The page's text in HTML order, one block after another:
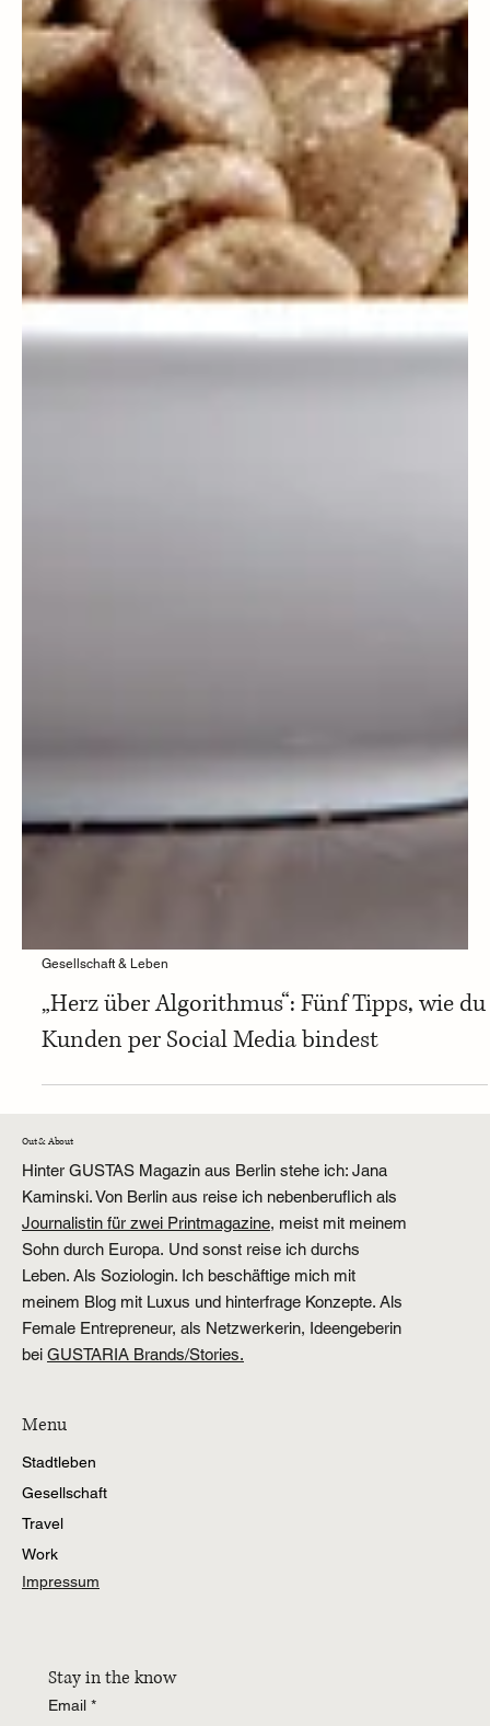
Gesellschaft & Leben
„Herz über Algorithmus“: Fünf Tipps, wie du
Out & About
Hinter GUSTAS Magazin aus Berlin stehe ich: Jana
Kaminski. Von Berlin aus reise ich nebenberuflich als
Journalistin für zwei Printmagazine,meist mit meinem
Sohn durch Europa. Und sonst reise ich durchs
Leben. Als Soziologin. Ich beschäftige mich mit
Female Entrepreneur, als Netzwerkerin, Ideengeberin
Menu
Stadtleben
Gesellschaft
Impressum